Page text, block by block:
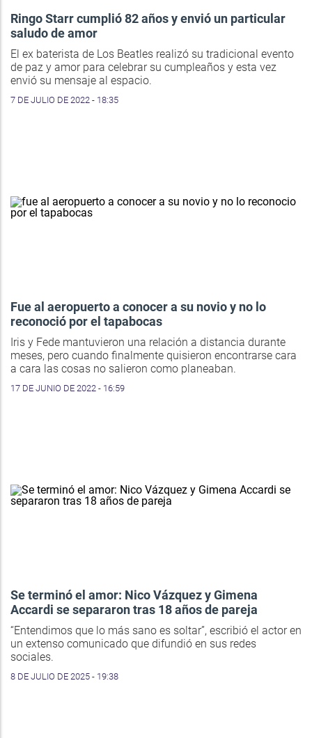
Ringo Starr cumplió 82 años y envió un particular
saludo de amor
El ex baterista de Los Beatles realizó su tradicional evento
de paz y amor para celebrar su cumpleaños y esta vez
envió su mensaje al espacio.
7 DE JULIO DE 2022 - 18:35
Fue al aeropuerto a conocer a su novio y no lo
reconoció por el tapabocas
Iris y Fede mantuvieron una relación a distancia durante
meses, pero cuando finalmente quisieron encontrarse cara
a cara las cosas no salieron como planeaban.
17 DE JUNIO DE 2022 - 16:59
Se terminó el amor: Nico Vázquez y Gimena
Accardi se separaron tras 18 años de pareja
“Entendimos que lo más sano es soltar”, escribió el actor en
un extenso comunicado que difundió en sus redes
sociales.
8 DE JULIO DE 2025 - 19:38